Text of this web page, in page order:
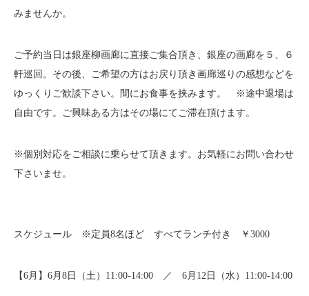
みませんか。
ご予約当日は銀座柳画廊に直接ご集合頂き、銀座の画廊を５、６
軒巡回。その後、ご希望の方はお戻り頂き画廊巡りの感想などを
ゆっくりご歓談下さい。間にお食事を挟みます。 ※途中退場は
自由です。ご興味ある方はその場にてご滞在頂けます。
※個別対応をご相談に乗らせて頂きます。お気軽にお問い合わせ
下さいませ。
スケジュール ※定員8名ほど すべてランチ付き ￥3000
【6月】6月8日（土）11:00-14:00 ／ 6月12日（水）11:00-14:00